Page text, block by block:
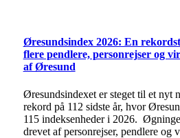
Øresundsindex 2026: En
flere pendlere, personrejser og
af Øresund
Øresundsindexet er steget til et nyt
rekord på 112 sidste år, hvor
115 indeksenheder i 2026.
drevet af personrejser, pendlere og